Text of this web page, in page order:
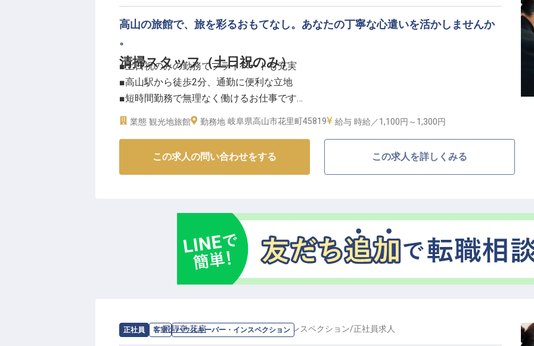
清掃業務が初めての方もご安心ください。充実した研修制度がありますので、基礎からし
っかりと学ぶことができます。
に合わせて無理なく働けます。月8～9日のお休みや有給休暇、育児・介護休暇も取得可
能。
時給は1,000円からスタートし、年1回の昇給であなたの頑張りをしっかりと評価します。
※2026年03月26日時点の情報です
清掃スタッフ（土日祝のみ）
高山の旅館で、旅を彩るおもてなし。あなたの丁寧な心遣いを活かしませんか
。
■土日祝のみの勤務でプライベートも充実
■高山駅から徒歩2分、通勤に便利な立地
■短時間勤務で無理なく働けるお仕事です
■お客様の笑顔に繋がるやりがいを実感
飛騨高山の歴史と文化が息づく地で、お客様に心安らぐひとときを提供する旅館です。清
掃スタッフとして、お客様が快適に過ごせるよう、細やかな気配りと丁寧な作業で客室や
あなたの手で磨かれた空間が、お客様の旅の思い出をより一層輝かせます。おもてなしの
心を大切に、お客様に寄り添うサービスを共に提供しましょう。
ーー【働きやすさを追求した環境とキャリア】
土日祝日のみの勤務で、平日はご自身の時間を有効活用できます。勤務時間は9:00〜
基本的に発生しないため、プライベートとの両立も可能です。
お客様の「ありがとう」が直接届く、やりがいのある職場で、あなたのホスピタリティを
業態 観光地旅館 勤務地 岐阜県高山市花里町45819 給与 時給／1,100円～ 1,300円
この求人の問い合わせをする この求人を詳しくみる
正社員 客室 ハウスキーパー・インスペクション
求人情報：飛騨亭 花扇のハウスキーパー・インスペクション/正社員求人